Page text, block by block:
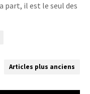
part, il est le seul des
Articles plus anciens